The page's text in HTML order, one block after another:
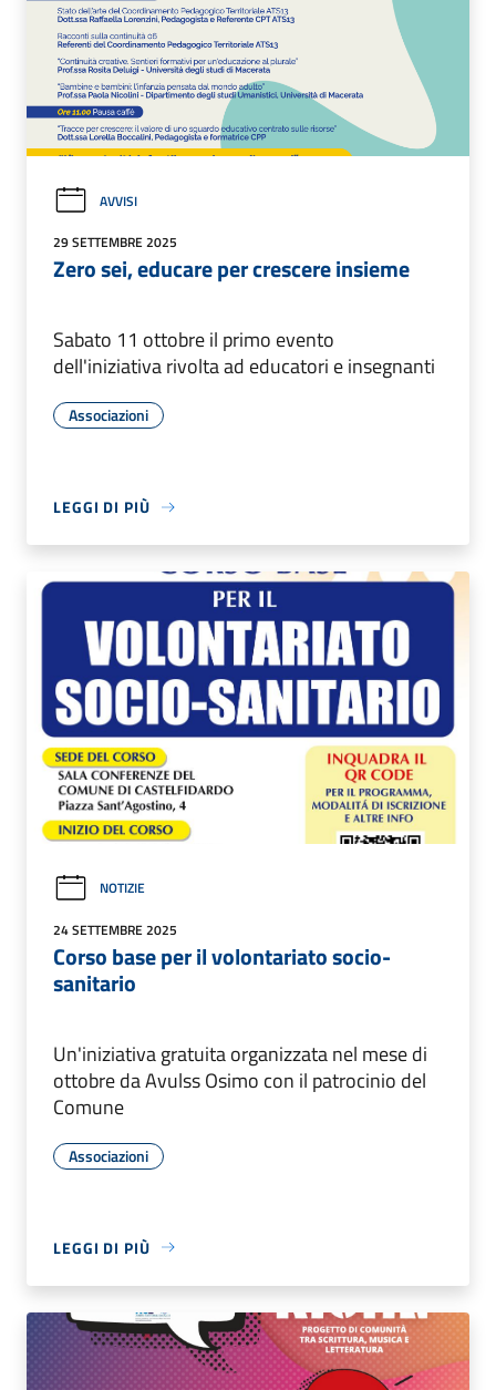
AVVISI
29 SETTEMBRE 2025
Zero sei, educare per crescere insieme
Sabato 11 ottobre il primo evento
dell'iniziativa rivolta ad educatori e insegnanti
Associazioni
LEGGI DI PIÙ
NOTIZIE
24 SETTEMBRE 2025
Corso base per il volontariato socio-
sanitario
Un'iniziativa gratuita organizzata nel mese di
ottobre da Avulss Osimo con il patrocinio del
Comune
Associazioni
LEGGI DI PIÙ